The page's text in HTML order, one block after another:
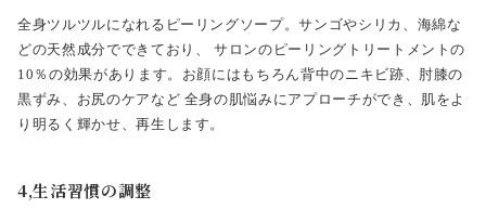
全身ツルツルになれるピーリングソープ。サンゴやシリカ、海綿な
どの天然成分でできており、 サロンのピーリングトリートメントの
10％の効果があります。お顔にはもちろん背中のニキビ跡、肘膝の
黒ずみ、お尻のケアなど 全身の肌悩みにアプローチができ、肌をよ
り明るく輝かせ、再生します。
4,生活習慣の調整